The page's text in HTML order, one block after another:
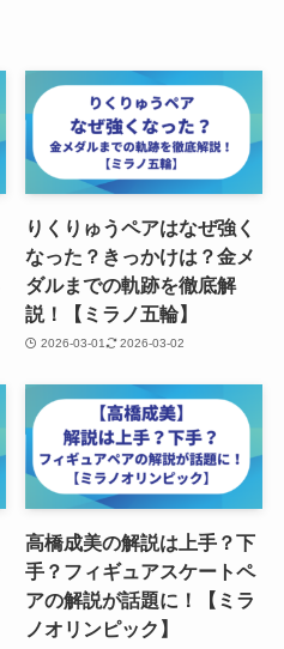
りくりゅうペアはなぜ強く
なった？きっかけは？金メ
ダルまでの軌跡を徹底解
説！【ミラノ五輪】
2026-03-01 2026-03-02
高橋成美の解説は上手？下
手？フィギュアスケートペ
アの解説が話題に！【ミラ
ノオリンピック】